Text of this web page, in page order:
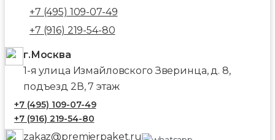
+7 (495) 109-07-49
+7 (916) 219-54-80
г.Москва
1-я улица Измайловского Зверинца, д. 8,
подъезд 2В, 7 этаж
+7 (495) 109-07-49
+7 (916) 219-54-80
zakaz@premierpaket.ru